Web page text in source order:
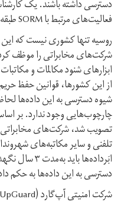
دسترسی داشته باشند. یک
فعالیت‌های مرتبط با SORM طبقه‌بندی‌شده و محرمانه به حساب می‌آیند.
روسیه تنها کشوری نیست که این
شرکت‌های مخابراتی را موظف
ابزارهای شنود مکالمات و
از این کشورها، قوانین حفظ
شیوه دسترسی به این داده‌ها
تصویب شد، شرکت‌های
ابَرداده‌ها
دسترسی به این داده‌ها به حکم